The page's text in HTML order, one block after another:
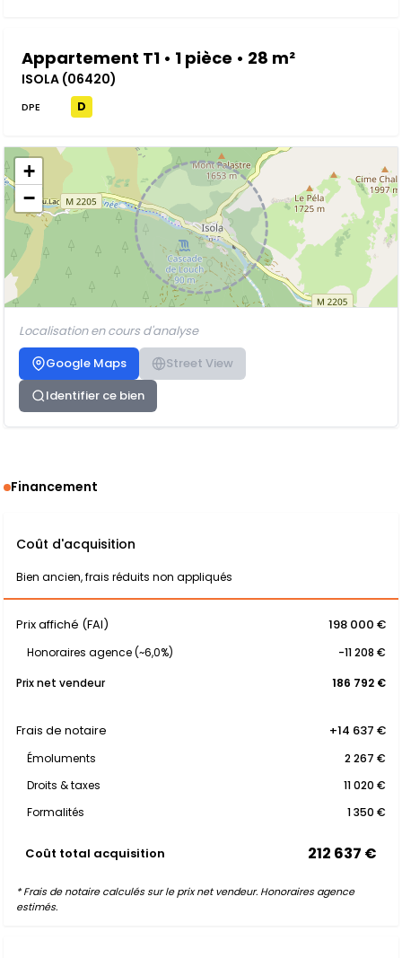
Appartement T1 • 1 pièce • 28 m²
ISOLA (06420)
DPE D
+
−
Localisation en cours d'analyse
Google Maps
Street View
Identifier ce bien
Financement
Coût d'acquisition
Bien ancien, frais réduits non appliqués
Prix affiché (FAI) 198 000 €
Honoraires agence (~6,0%)
-11 208 €
Prix net vendeur
186 792 €
Frais de notaire +14 637 €
Émoluments
2 267 €
Droits & taxes
11 020 €
Formalités
1 350 €
Coût total acquisition 212 637 €
* Frais de notaire calculés sur le prix net vendeur. Honoraires agence
estimés.